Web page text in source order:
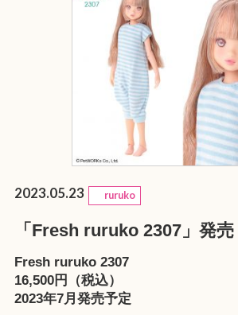
2023.05.23 ruruko
「Fresh ruruko 2307」発売
Fresh ruruko 2307
16,500円（税込）
2023年7月発売予定